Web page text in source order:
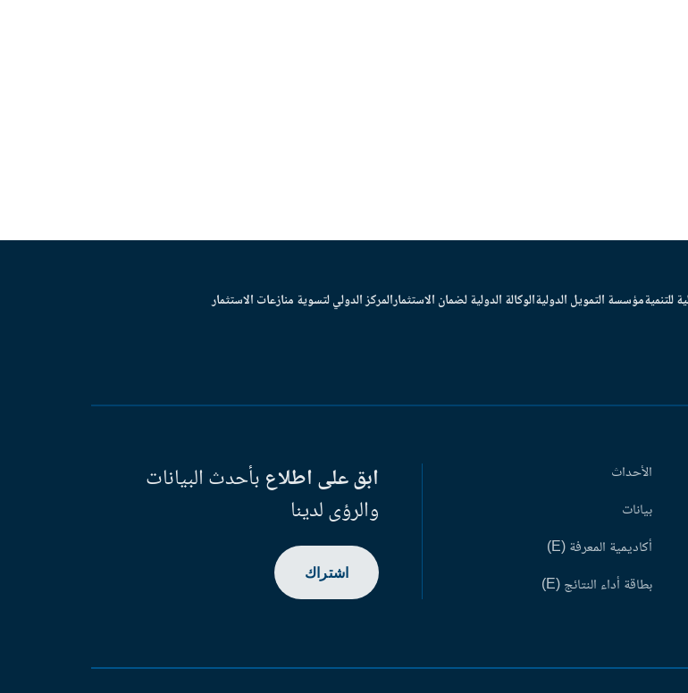
للتنميةمؤسسة التمويل الدوليةالوكالة الدولية لضمان الاستثمارالمركز الدولي لتسوية منازعات الاستثمار
الأحداث
بيانات
أكاديمية المعرفة (E)
بطاقة أداء النتائج (E)
ابق على اطلاعبأحدث البيانات
والرؤى لدينا
اشتراك